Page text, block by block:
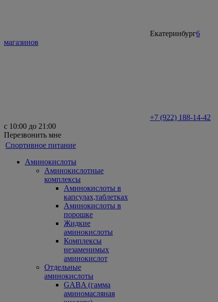
Екатеринбург6
магазинов
+7 (922) 188-14-42
с 10:00 до 21:00
Перезвонить мне
Спортивное питание
Аминокислоты
Аминокислотные
комплексы
Аминокислоты в
капсулах,таблетках
Аминокислоты в
порошке
Жидкие
аминокислоты
Комплексы
незаменимых
аминокислот
Отдельные
аминокислоты
GABA (гамма
аминомасляная